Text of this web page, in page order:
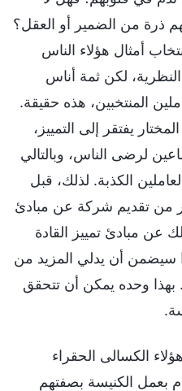
ذرة من الضمير أو العقل؟
أمثال هؤلاء الناس
النظرية، لكن ثمة أناس
المنتخبين، هذه حقيقة.
يفتقر إلى التمييز،
لرضى الناس، وبالتالي
الكذبة. لذلك، قبل
من تقديم شركة عن مبادئ
عن مبادئ تمييز القادة
سيضمن أن يدلي المزيد من
بهذا وحده يمكن أن تتحقق
الكسالى الحقراء
بعمل الكنيسة بصفتهم